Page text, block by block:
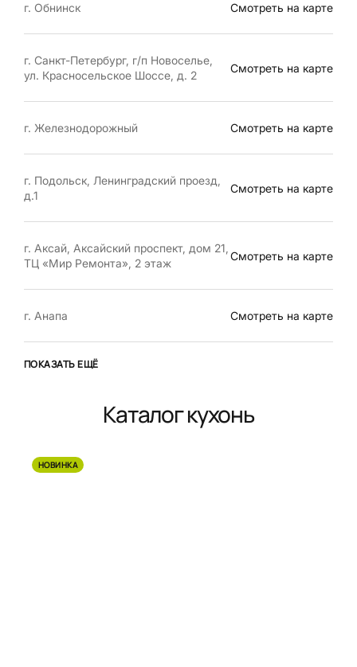
г. Обнинск Смотреть на карте
г. Санкт-Петербург, г/п Новоселье,
ул. Красносельское Шоссе, д. 2
Смотреть на карте
г. Железнодорожный Смотреть на карте
г. Подольск, Ленинградский проезд,
д.1
Смотреть на карте
г. Аксай, Аксайский проспект, дом 21,
ТЦ «Мир Ремонта», 2 этаж
Смотреть на карте
г. Анапа Смотреть на карте
ПОКАЗАТЬ ЕЩЁ
Каталог кухонь
НОВИНКА